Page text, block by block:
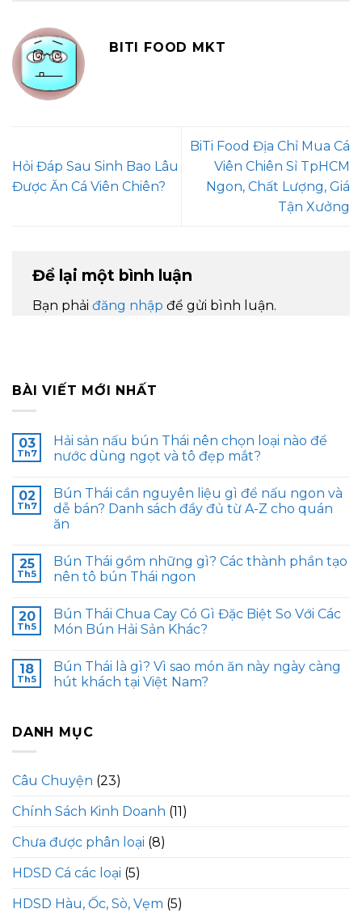
BITI FOOD MKT
Hỏi Đáp Sau Sinh Bao Lâu
Được Ăn Cá Viên Chiên?
BiTi Food Địa Chỉ Mua Cá
Viên Chiên Sỉ TpHCM
Ngon, Chất Lượng, Giá
Tận Xưởng
Để lại một bình luận
Bạn phải đăng nhập để gửi bình luận.
BÀI VIẾT MỚI NHẤT
03
Th7
Hải sản nấu bún Thái nên chọn loại nào để
nước dùng ngọt và tô đẹp mắt?
02
Th7
Bún Thái cần nguyên liệu gì để nấu ngon và
dễ bán? Danh sách đầy đủ từ A-Z cho quán
ăn
25
Th5
Bún Thái gồm những gì? Các thành phần tạo
nên tô bún Thái ngon
20
Th5
Bún Thái Chua Cay Có Gì Đặc Biệt So Với Các
Món Bún Hải Sản Khác?
18
Th5
Bún Thái là gì? Vì sao món ăn này ngày càng
hút khách tại Việt Nam?
DANH MỤC
Câu Chuyện (23)
Chính Sách Kinh Doanh (11)
Chưa được phân loại (8)
HDSD Cá các loại (5)
HDSD Hàu, Ốc, Sò, Vẹm (5)